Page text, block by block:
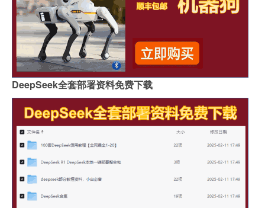
DeepSeek全套部署资料免费下载